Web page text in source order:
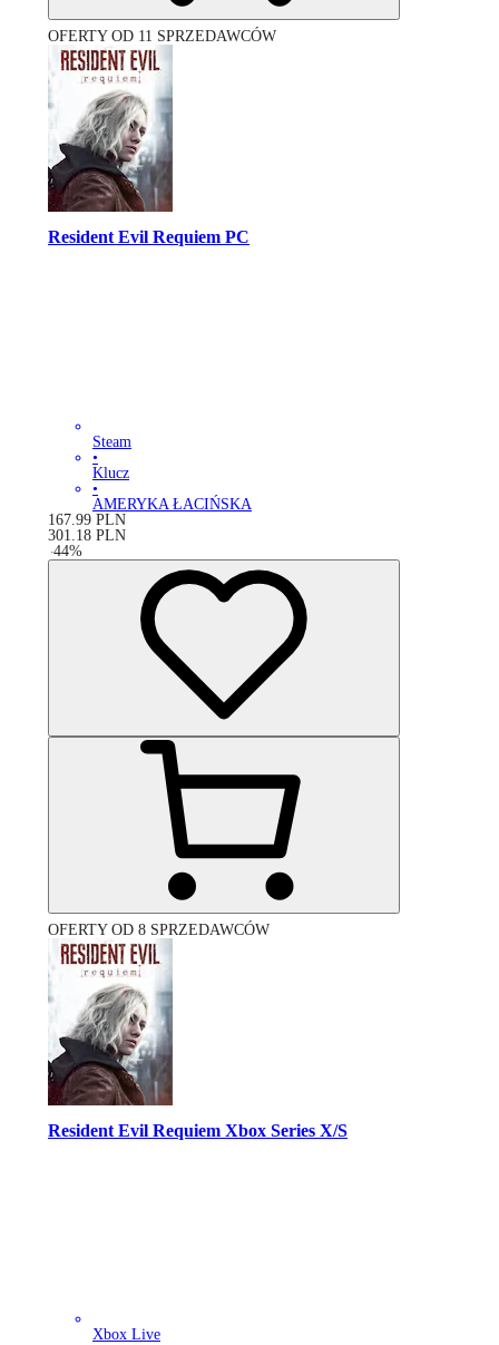
OFERTY OD 11 SPRZEDAWCÓW
Resident Evil Requiem PC
Steam
•
Klucz
•
AMERYKA ŁACIŃSKA
167.99 PLN
301.18 PLN
-44%
OFERTY OD 8 SPRZEDAWCÓW
Resident Evil Requiem Xbox Series X/S
Xbox Live